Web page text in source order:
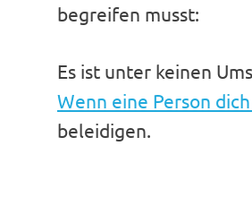
begreifen musst:
Es ist unter keinen
Wenn eine Person
beleidigen.